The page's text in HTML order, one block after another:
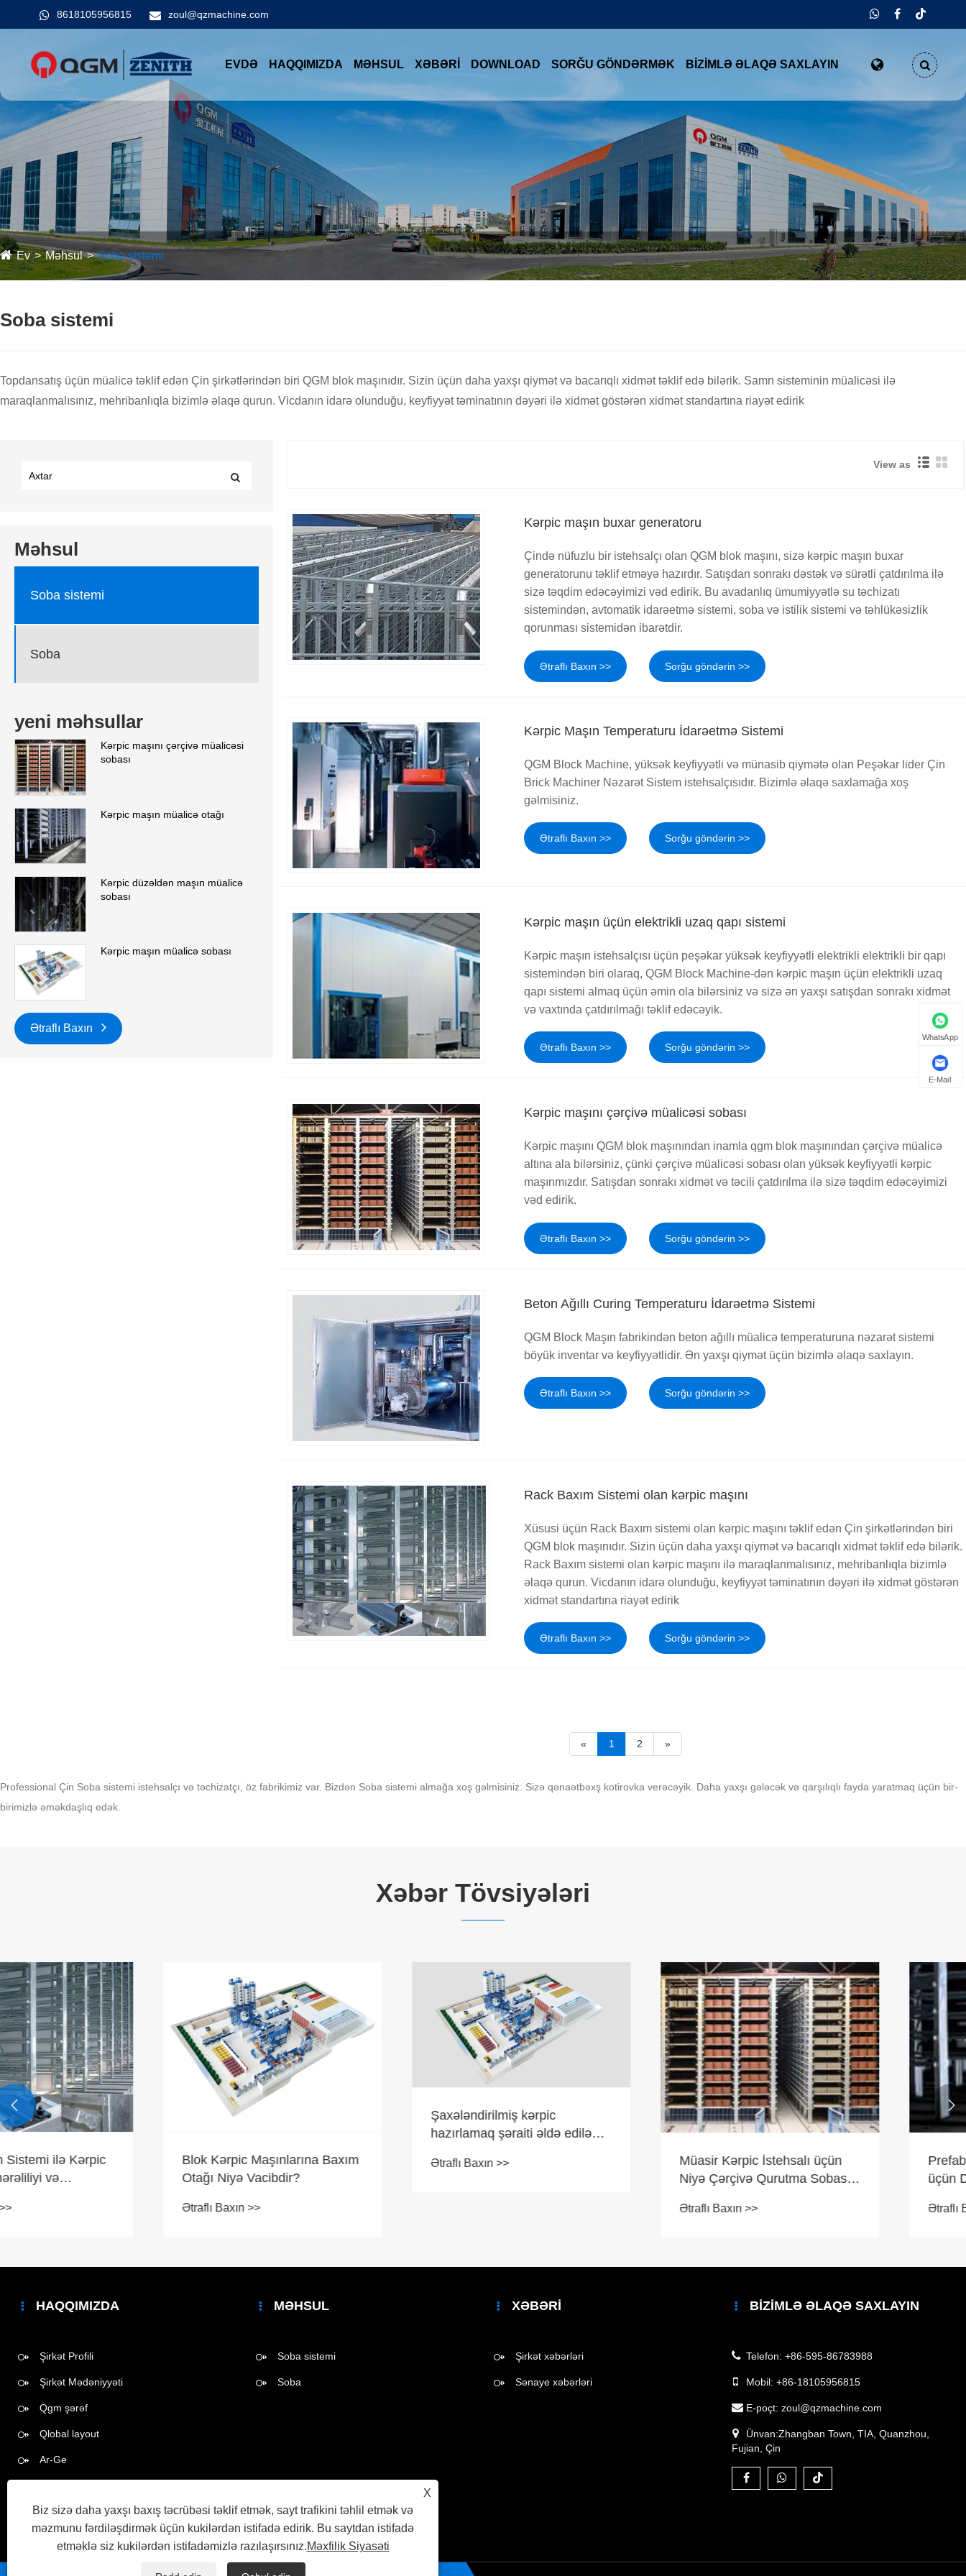
8618105956815 zoul@qzmachine.com
EVDƏ HAQQIMIZDA MƏHSUL XƏBƏRI DOWNLOAD SORĞU GÖNDƏRMƏK BIZIMLƏ ƏLAQƏ SAXLAYIN
Ev Məhsul Soba sistemi
Soba sistemi
Topdansatış üçün müalicə təklif edən Çin şirkətlərindən biri QGM blok maşınıdır. Sizin üçün daha yaxşı qiymət və bacarıqlı xidmət təklif edə bilərik. Samn sisteminin müalicəsi ilə
maraqlanmalısınız, mehribanlıqla bizimlə əlaqə qurun. Vicdanın idarə olunduğu, keyfiyyət təminatının dəyəri ilə xidmət göstərən xidmət standartına riayət edirik
Məhsul
Soba sistemi
Soba
yeni məhsullar
Kərpic maşını çərçivə müalicəsi
sobası
Kərpic maşın müalicə otağı
Kərpic düzəldən maşın müalicə
sobası
Kərpic maşın müalicə sobası
Ətraflı Baxın
View as
Kərpic maşın buxar generatoru
Çində nüfuzlu bir istehsalçı olan QGM blok maşını, sizə kərpic maşın buxar
generatorunu təklif etməyə hazırdır. Satışdan sonrakı dəstək və sürətli çatdırılma ilə
sizə təqdim edəcəyimizi vəd edirik. Bu avadanlıq ümumiyyətlə su təchizatı
sistemindən, avtomatik idarəetmə sistemi, soba və istilik sistemi və təhlükəsizlik
qorunması sistemidən ibarətdir.
Ətraflı Baxın >> Sorğu göndərin >>
Kərpic Maşın Temperaturu İdarəetmə Sistemi
QGM Block Machine, yüksək keyfiyyətli və münasib qiymətə olan Peşəkar lider Çin
Brick Machiner Nəzarət Sistem istehsalçısıdır. Bizimlə əlaqə saxlamağa xoş
gəlmisiniz.
Ətraflı Baxın >> Sorğu göndərin >>
Kərpic maşın üçün elektrikli uzaq qapı sistemi
Kərpic maşın istehsalçısı üçün peşəkar yüksək keyfiyyətli elektrikli elektrikli bir qapı
sistemindən biri olaraq, QGM Block Machine-dən kərpic maşın üçün elektrikli uzaq
qapı sistemi almaq üçün əmin ola bilərsiniz və sizə ən yaxşı satışdan sonrakı xidmət
və vaxtında çatdırılmağı təklif edəcəyik.
Ətraflı Baxın >> Sorğu göndərin >>
Kərpic maşını çərçivə müalicəsi sobası
Kərpic maşını QGM blok maşınından inamla qgm blok maşınından çərçivə müalicə
altına ala bilərsiniz, çünki çərçivə müalicəsi sobası olan yüksək keyfiyyətli kərpic
maşınmızdır. Satışdan sonrakı xidmət və təcili çatdırılma ilə sizə təqdim edəcəyimizi
vəd edirik.
Ətraflı Baxın >> Sorğu göndərin >>
Beton Ağıllı Curing Temperaturu İdarəetmə Sistemi
QGM Block Maşın fabrikindən beton ağıllı müalicə temperaturuna nəzarət sistemi
böyük inventar və keyfiyyətlidir. Ən yaxşı qiymət üçün bizimlə əlaqə saxlayın.
Ətraflı Baxın >> Sorğu göndərin >>
Rack Baxım Sistemi olan kərpic maşını
Xüsusi üçün Rack Baxım sistemi olan kərpic maşını təklif edən Çin şirkətlərindən biri
QGM blok maşınıdır. Sizin üçün daha yaxşı qiymət və bacarıqlı xidmət təklif edə bilərik.
Rack Baxım sistemi olan kərpic maşını ilə maraqlanmalısınız, mehribanlıqla bizimlə
əlaqə qurun. Vicdanın idarə olunduğu, keyfiyyət təminatının dəyəri ilə xidmət göstərən
xidmət standartına riayət edirik
Ətraflı Baxın >> Sorğu göndərin >>
« 1 2 »
Professional Çin Soba sistemi istehsalçı və təchizatçı, öz fabrikimiz var. Bizdən Soba sistemi almağa xoş gəlmisiniz. Sizə qənaətbəxş kotirovka verəcəyik. Daha yaxşı gələcək və qarşılıqlı fayda yaratmaq üçün bir-
birimizlə əməkdaşlıq edək.
Xəbər Tövsiyələri
Blok Kərpic Maşınlarına Baxım
Otağı Niyə Vacibdir?
Ətraflı Baxın >>
Niyə Çərçivə Qurutma Sobası
Prefabrik Beton Əməliyyatları
üçün Düzgün Qurutma
 
HAQQIMIZDA
Şirkət Profili
Şirkət Mədəniyyəti
Qgm şərəf
Qlobal layout
Ar-Ge
MƏHSUL
Soba sistemi
Soba
XƏBƏRI
Şirkət xəbərləri
Sənaye xəbərləri
BIZIMLƏ ƏLAQƏ SAXLAYIN
Telefon: +86-595-86783988
Mobil: +86-18105956815
E-poçt: zoul@qzmachine.com
Ünvan:Zhangban Town, TIA, Quanzhou,
Fujian, Çin
WhatsApp
E-Mail
X
Biz sizə daha yaxşı baxış təcrübəsi təklif etmək, sayt trafikini təhlil etmək və
məzmunu fərdiləşdirmək üçün kukilərdən istifadə edirik. Bu saytdan istifadə
etməklə siz kukilərdən istifadəmizlə razılaşırsınız.Məxfilik Siyasəti